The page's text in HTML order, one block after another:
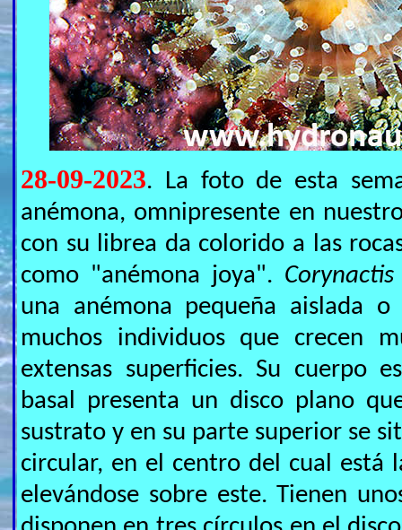
28-09-2023. La foto de esta
anémona, omnipresente en
con su librea da colorido a las
como "anémona joya".
una anémona pequeña aislada
muchos individuos que crecen
extensas superficies. Su cuerpo
basal presenta un disco plano
sustrato y en su parte superior se
circular, en el centro del cual está
elevándose sobre este. Tienen